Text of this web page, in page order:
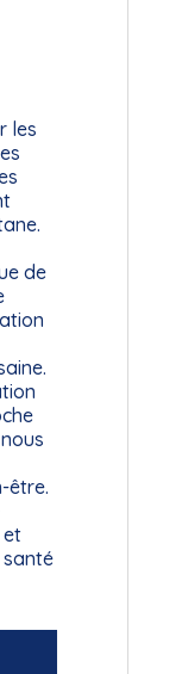
les
de
être.
et
santé